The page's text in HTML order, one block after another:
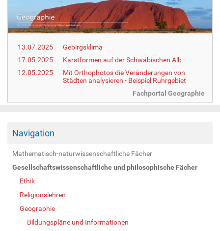
e
r
e
13.07.2025
Gebirgsklima
17.05.2025
Karstformen auf der Schwäbischen Alb
12.05.2025
Mit Orthophotos die Veränderungen von
Städten analysieren - Beispiel Ruhrgebiet
Fachportal Geographie
Navigation
Mathematisch-naturwissenschaftliche Fächer
Gesellschaftswissenschaftliche und philosophische Fächer
Ethik
Religionslehren
Geographie
Bildungspläne und Informationen